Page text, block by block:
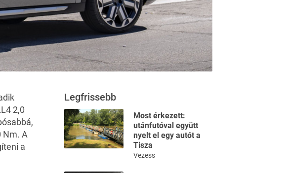
2,0
Nm. A
a
Legfrissebb
Most érkezett:
utánfutóval együtt
nyelt el egy autót a
Tisza
Vezess